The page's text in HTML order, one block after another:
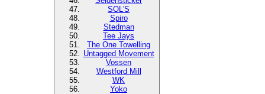
SOL'S
Spiro
Stedman
Tee Jays
The One Towelling
Untagged Movement
Vossen
Westford Mill
WK
Yoko